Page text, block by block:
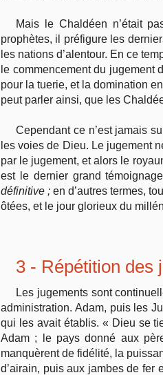
Mais le Chaldéen n’était
prophètes, il préfigure les
les nations d’alentour. En ce
le commencement du jugement
pour la tuerie, et la domination
peut parler ainsi, que les
Cependant ce n’est jamais
les voies de Dieu. Le jugement
par le jugement, et alors le
est le dernier grand
définitive ; en d’autres termes,
ôtées, et le jour glorieux du
3 - Répétition
Les jugements sont
administration. Adam, puis les
qui les avait établis. « Dieu se
Adam ; le pays donné aux
manquèrent de fidélité, la
d’airain, puis aux jambes de fer